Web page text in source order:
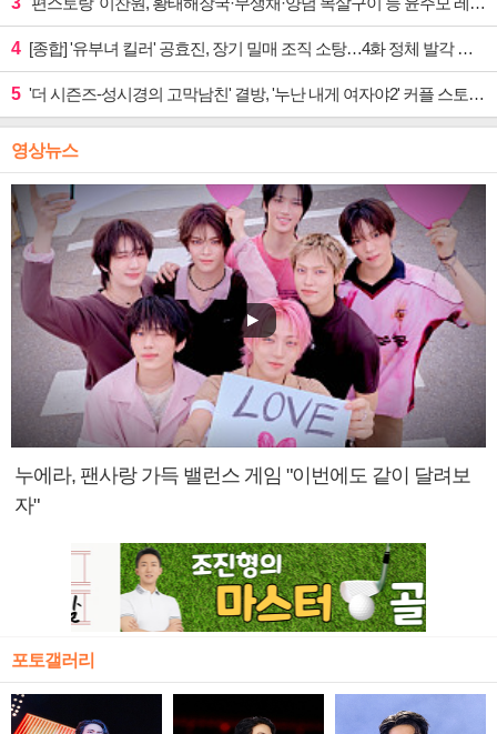
4 [종합] '유부녀 킬러' 공효진, 장기 밀매 조직 소탕…4화 정체 발각 위기 예고
5 '더 시즌즈-성시경의 고막남친' 결방, '누난 내게 여자야2' 커플 스토리 편성
영상뉴스
누에라, 팬사랑 가득 밸런스 게임 "이번에도 같이 달려보
자"
포토갤러리